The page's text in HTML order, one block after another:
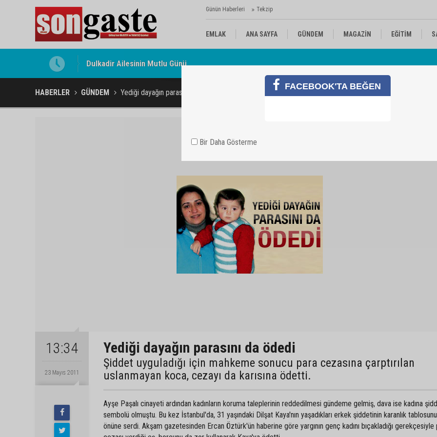
Günün Haberleri Tekzip
EMLAK ANA SAYFA GÜNDEM MAGAZİN EĞİTİM
Gölbaşı Esnafının Sesi Ankara Kalkınma Ajansı'nda
HABERLER GÜNDEM Yediği dayağın parasını da ödedi
13:34
23 Mayıs 2011
Yediği dayağın parasını da ödedi
Şiddet uyguladığı için mahkeme sonucu para cezasına çarptırılan
uslanmayan koca, cezayı da karısına ödetti.
Ayşe Paşalı cinayeti ardından kadınların koruma taleplerinin reddedilmesi gündeme gelmiş, dava ise kadına
sembolü olmuştu. Bu kez İstanbul'da, 31 yaşındaki Dilşat Kaya'nın yaşadıkları erkek şiddetinin karanlık
önüne serdi. Akşam gazetesinden Ercan Öztürk'ün haberine göre yargının genç kadını bıçakladığı gerekçesiyle
FACEBOOK'TA BEĞEN
Bir Daha Gösterme